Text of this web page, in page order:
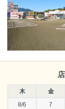
木 金
8/6
7